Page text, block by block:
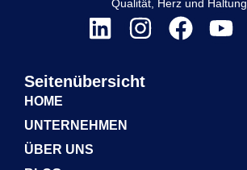
Qualität, Herz und Haltung.
Seitenübersicht
HOME
UNTERNEHMEN
ÜBER UNS